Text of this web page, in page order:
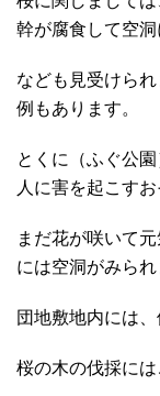
幹が腐食して空
なども見受けら
例もあります。
とくに（ふぐ公
人に害を起こすお
まだ花が咲いて
には空洞がみられ
団地敷地内には
桜の木の伐採には